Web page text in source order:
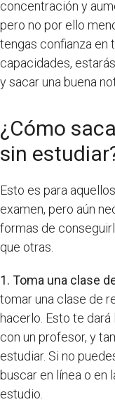
concentración y
pero no por ello
tengas confianza en
capacidades,
y sacar una buena
¿Cómo
sin
Esto es para
examen, pero aún
formas de
que otras.
1. Toma una clase
tomar una clase de
hacerlo. Esto te
con un profesor, y
estudiar. Si no
buscar en línea o en
estudio.